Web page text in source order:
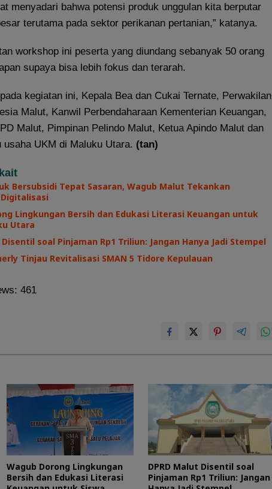
menyadari bahwa potensi produk unggulan kita berputar
terutama pada sektor perikanan pertanian,” katanya.
workshop ini peserta yang diundang sebanyak 50 orang
supaya bisa lebih fokus dan terarah.
kegiatan ini, Kepala Bea dan Cukai Ternate, Perwakilan
Malut, Kanwil Perbendaharaan Kementerian Keuangan,
Malut, Pimpinan Pelindo Malut, Ketua Apindo Malut dan
usaha UKM di Maluku Utara. (tan)
Bersubsidi Tepat Sasaran, Wagub Malut Tekankan
Lingkungan Bersih dan Edukasi Literasi Keuangan untuk
Utara
Disentil soal Pinjaman Rp1 Triliun: Jangan Hanya Jadi Stempel
Tinjau Revitalisasi SMAN 5 Tidore Kepulauan
461
Wagub Dorong Lingkungan
Bersih dan Edukasi Literasi
DPRD Malut Disentil soal
Pinjaman Rp1 Triliun: Jangan